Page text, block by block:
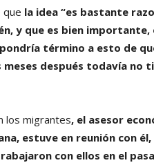
que la idea “es bastante
y que es bien
término a esto de
después todavía no
los migrantes, el asesor
estuve en reunión con
con ellos en el